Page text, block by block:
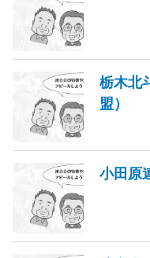
栃木北
盟）
小田原